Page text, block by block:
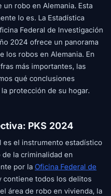
robo en Alemania. Esta
lo es. La Estadística
Federal de Investigación
2024 ofrece un panorama
los robos en Alemania. En
más importantes, las
qué conclusiones
protección de su hogar.
PKS 2024
es el instrumento estadístico
la criminalidad en
por la Oficina Federal de
contiene todos los delitos
área de robo en vivienda, la